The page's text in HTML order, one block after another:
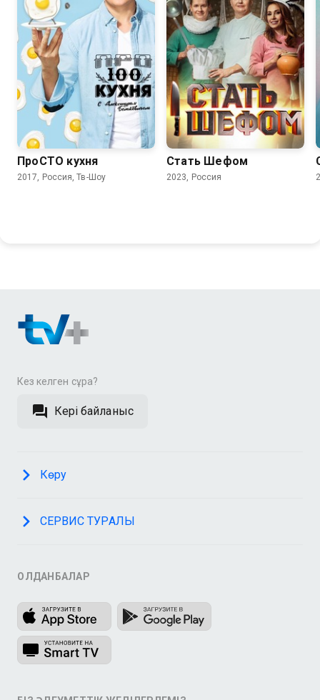
8.5
ПроСТО кухня
2017, Россия, Тв-Шоу
8.0
Стать Шефом
2023, Россия
Кез келген сұрақ?
Кері байланыс
Көру
СЕРВИС ТУРАЛЫ
ҚОЛДАНБАЛАР